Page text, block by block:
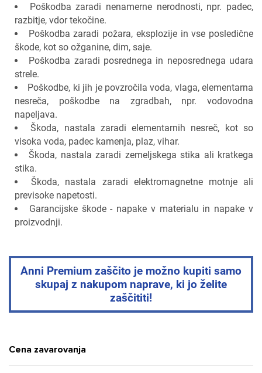
Poškodba zaradi nenamerne nerodnosti, npr. padec,
razbitje, vdor tekočine.
Poškodba zaradi požara, eksplozije in vse posledične
škode, kot so ožganine, dim, saje.
Poškodba zaradi posrednega in neposrednega udara
strele.
Poškodbe, ki jih je povzročila voda, vlaga, elementarna
nesreča, poškodbe na zgradbah, npr. vodovodna
napeljava.
Škoda, nastala zaradi elementarnih nesreč, kot so
visoka voda, padec kamenja, plaz, vihar.
Škoda, nastala zaradi zemeljskega stika ali kratkega
stika.
Škoda, nastala zaradi elektromagnetne motnje ali
previsoke napetosti.
Garancijske škode - napake v materialu in napake v
proizvodnji.
Anni Premium zaščito je možno kupiti samo
skupaj z nakupom naprave, ki jo želite
zaščititi!
Cena zavarovanja